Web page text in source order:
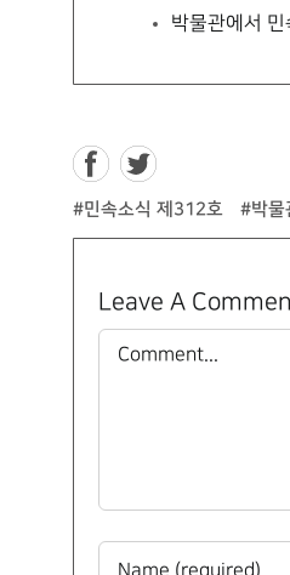
박물관에서
#민속소식 제312호 #박물
Leave A
Comment